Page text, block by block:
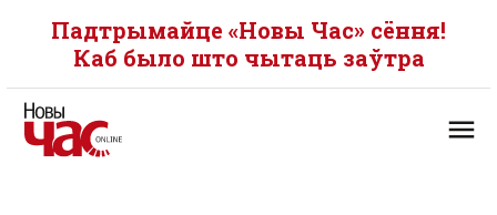
Падтрымайце «Новы Час» сёння!
Каб было што чытаць заўтра